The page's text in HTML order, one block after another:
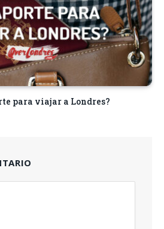
para viajar a Londres?